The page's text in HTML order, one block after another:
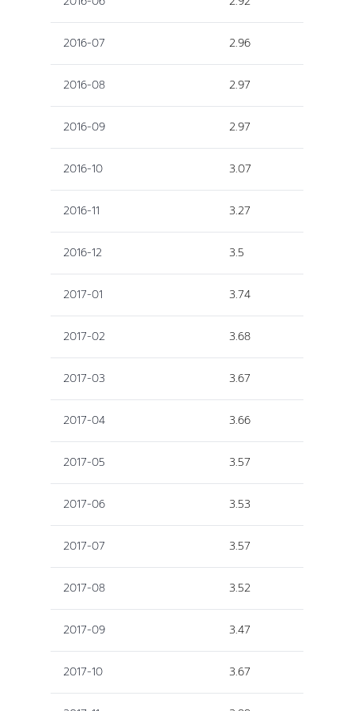
2016-07 2.96
2016-08 2.97
2016-09 2.97
2016-10 3.07
2016-11 3.27
2016-12 3.5
2017-01 3.74
2017-02 3.68
2017-03 3.67
2017-04 3.66
2017-05 3.57
2017-06 3.53
2017-07 3.57
2017-08 3.52
2017-09 3.47
2017-10 3.67